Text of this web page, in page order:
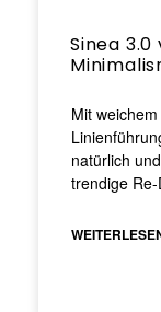
Sinea
Mit
natürlich
trendige